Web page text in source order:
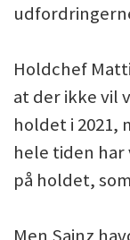
Holdchef
at der ikke vil
holdet i 2021,
hele tiden
på holdet,